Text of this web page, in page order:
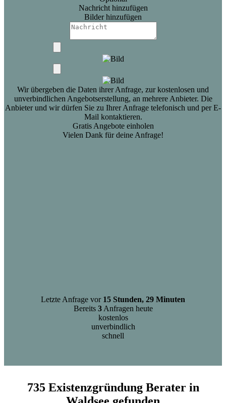
Nachricht hinzufügen
Bilder hinzufügen
Wir übergeben die Daten ihrer Anfrage, zur kostenlosen und
unverbindlichen Angebotserstellung, an mehrere Anbieter. Die
Anbieter und wir dürfen Sie zu Ihrer Anfrage telefonisch und per E-
Mail kontaktieren.
Gratis Angebote einholen
Vielen Dank für deine Anfrage!
Letzte Anfrage vor 15 Stunden, 29 Minuten
Bereits 3Anfragen heute
kostenlos
unverbindlich
schnell
735 Existenzgründung Berater in